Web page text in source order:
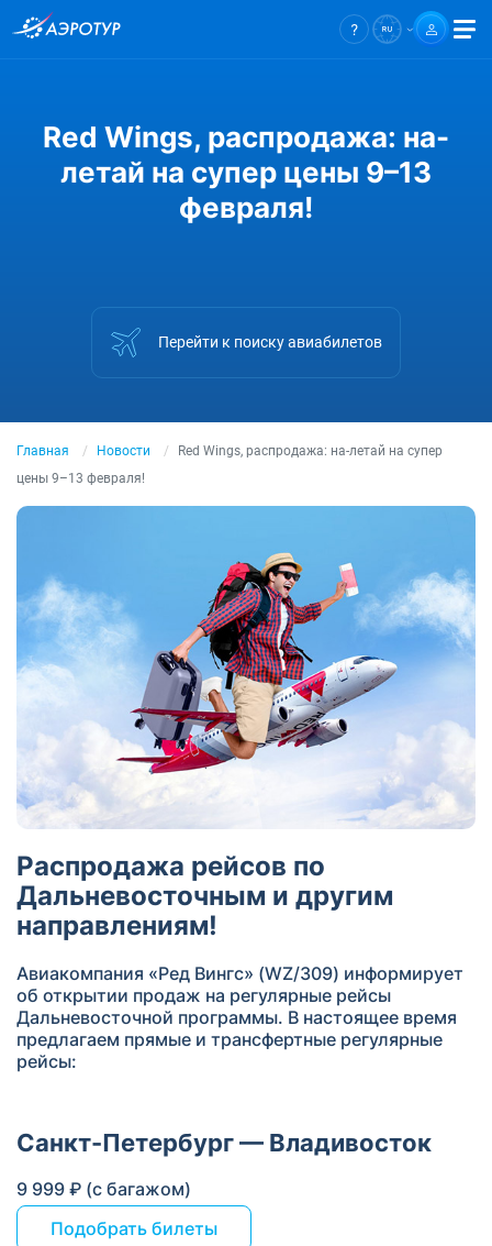
Red Wings, распродажа: на-
летай на супер цены 9–13
февраля!
Перейти к поиску авиабилетов
Главная Новости
Red Wings, распродажа: на-летай на супер
цены 9–13 февраля!
Распродажа рейсов по
Дальневосточным и другим
направлениям!
Авиакомпания «Ред Вингс» (WZ/309) информирует
об открытии продаж на регулярные рейсы
Дальневосточной программы. В настоящее время
предлагаем прямые и трансфертные регулярные
рейсы:
Санкт-Петербург — Владивосток
9 999 ₽ (с багажом)
Подобрать билеты